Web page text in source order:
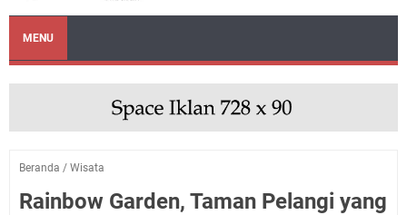
MENU
Beranda / Wisata
Rainbow Garden, Taman Pelangi yang